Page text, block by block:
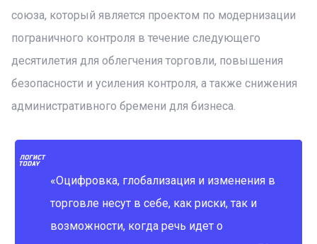
союза, который является проектом по модернизации
пограничного контроля в течение следующего
десятилетия для облегчения торговли, повышения
безопасности и усиления контроля, а также снижения
административного бремени для бизнеса.
«Оцифровка, глобализация и изменения в
торговле несут в себе, как риски, так и
возможности, когда речь идет о